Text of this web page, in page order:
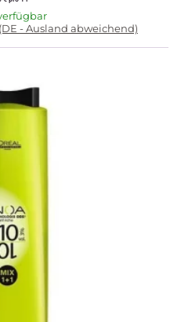
(DE - Ausland abweichend)